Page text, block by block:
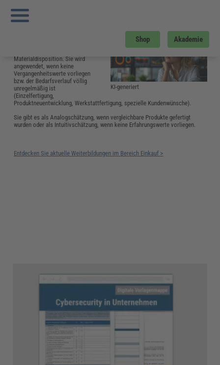
Shop Akademie
Sie sind hier:
Subjektive Bedarfsschätzung
KI-generiert
Materialdisposition. Sie wird
angewendet, wenn keine
Vergangenheitswerte vorliegen
bzw. der Bedarfsverlauf völlig
unregelmäßig ist
(Einzelfertigung,
Produktneuentwicklung, Werkstattfertigung, spezielle Kundenwünsche).
Sie gibt es als Analogschätzung, wenn vergleichbare Produkte gefertigt
wurden oder als Intuitivschätzung, wenn keine Erfahrungswerte vorliegen.
Entdecken Sie aktuelle Weiterbildungen im Bereich Einkauf >